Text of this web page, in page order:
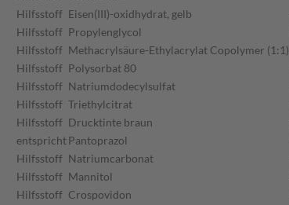
Hilfsstoff Eisen(III)-oxidhydrat, gelb
Hilfsstoff Propylenglycol
Hilfsstoff Methacrylsäure-Ethylacrylat Copolymer (1:1)
Hilfsstoff Polysorbat 80
Hilfsstoff Natriumdodecylsulfat
Hilfsstoff Triethylcitrat
Hilfsstoff Drucktinte braun
entsprichtPantoprazol
Hilfsstoff Natriumcarbonat
Hilfsstoff Mannitol
Hilfsstoff Crospovidon